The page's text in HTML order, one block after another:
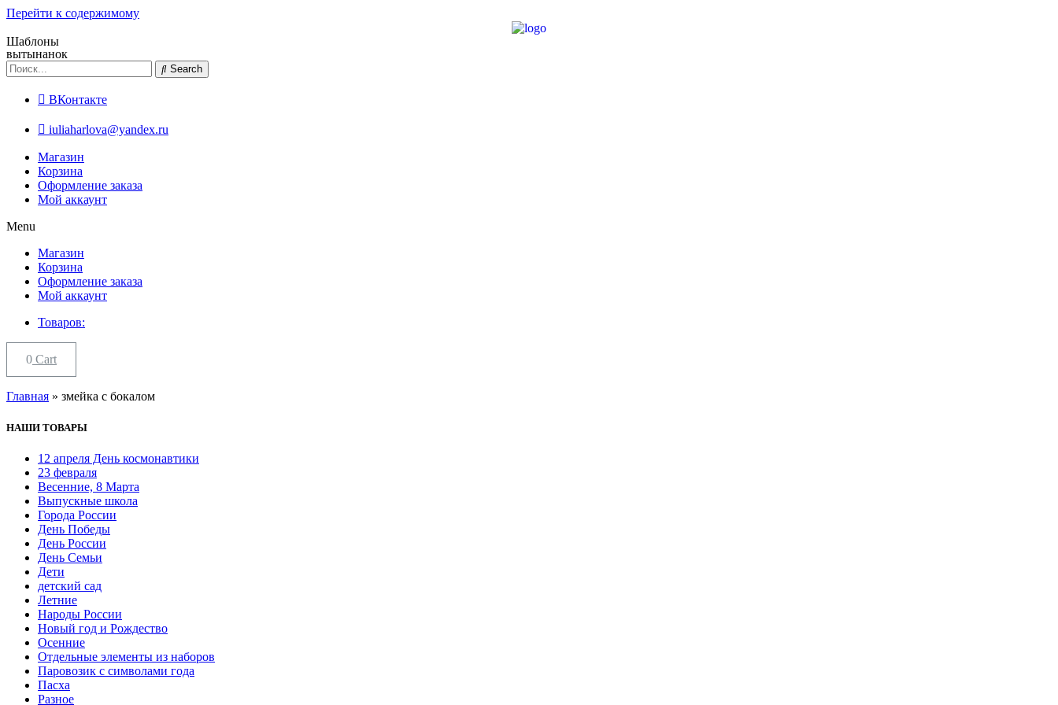
Перейти к содержимому
Шаблоны
вытынанок
Search
ВКонтакте
iuliaharlova@yandex.ru
Магазин
Корзина
Оформление заказа
Мой аккаунт
Menu
Магазин
Корзина
Оформление заказа
Мой аккаунт
Товаров:
0 Cart
Главная » змейка с бокалом
НАШИ ТОВАРЫ
12 апреля День космонавтики
23 февраля
Весенние, 8 Марта
Выпускные школа
Города России
День Победы
День России
День Семьи
Дети
детский сад
Летние
Народы России
Новый год и Рождество
Осенние
Отдельные элементы из наборов
Паровозик с символами года
Пасха
Разное